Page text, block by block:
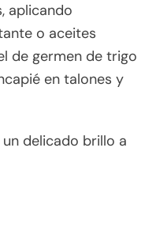
aplicando
o aceites
de germen de trigo
en talones y
delicado brillo a